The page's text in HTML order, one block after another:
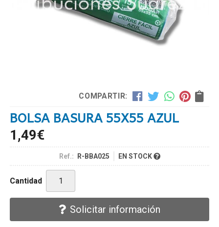
COMPARTIR:
BOLSA BASURA 55X55 AZUL
1,49€
Ref.: R-BBA025 EN STOCK
Cantidad
Solicitar información